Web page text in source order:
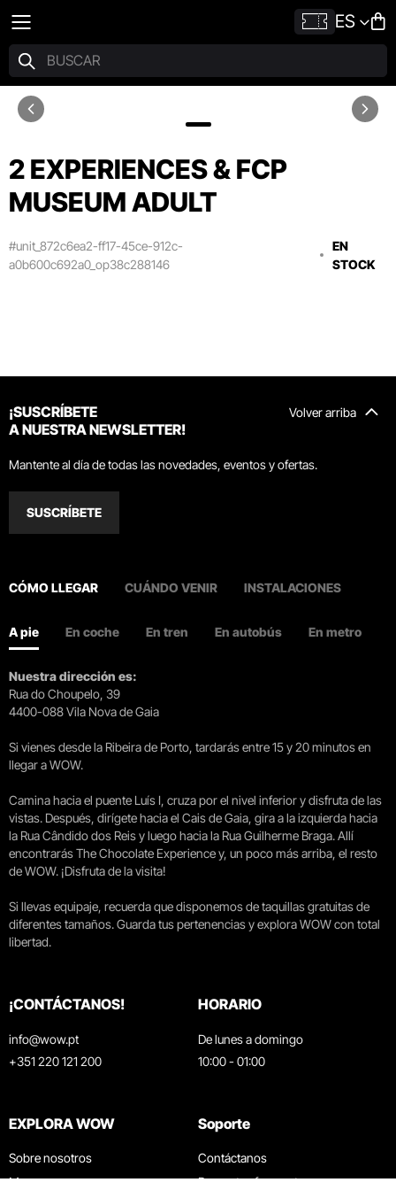
ES
2 EXPERIENCES & FCP
MUSEUM ADULT
#unit_872c6ea2-ff17-45ce-912c-
a0b600c692a0_op38c288146
EN
STOCK
Volver arriba
¡SUSCRÍBETE
A NUESTRA NEWSLETTER!
Mantente al día de todas las novedades, eventos y ofertas.
SUSCRÍBETE
CÓMO LLEGAR CUÁNDO VENIR INSTALACIONES
A pie En coche En tren En autobús En metro
Nuestra dirección es:
Rua do Choupelo, 39
4400-088 Vila Nova de Gaia
Si vienes desde la Ribeira de Porto, tardarás entre 15 y 20 minutos en
llegar a WOW.
Camina hacia el puente Luís I, cruza por el nivel inferior y disfruta de las
vistas. Después, dirígete hacia el Cais de Gaia, gira a la izquierda hacia
la Rua Cândido dos Reis y luego hacia la Rua Guilherme Braga. Allí
encontrarás The Chocolate Experience y, un poco más arriba, el resto
de WOW. ¡Disfruta de la visita!
Si llevas equipaje, recuerda que disponemos de taquillas gratuitas de
diferentes tamaños. Guarda tus pertenencias y explora WOW con total
libertad.
¡CONTÁCTANOS!
info@wow.pt
+351 220 121 200
HORARIO
De lunes a domingo
10:00 - 01:00
EXPLORA WOW
Sobre nosotros
Museos
Soporte
Contáctanos
Preguntas frecuentes